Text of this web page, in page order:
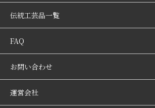
伝統工芸品一覧
FAQ
お問い合わせ
運営会社